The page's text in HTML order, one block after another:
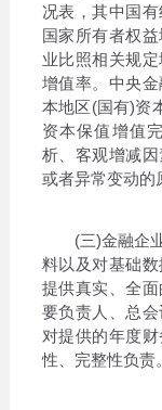
况表，其中国
国家所有者权
业比照相关规
增值率。中央
本地区(国有)资
资本保值增值
析、客观增减
或者异常变动的
(三)金融企业
料以及对基础
提供真实、全
要负责人、总
对提供的年度
性、完整性负责。